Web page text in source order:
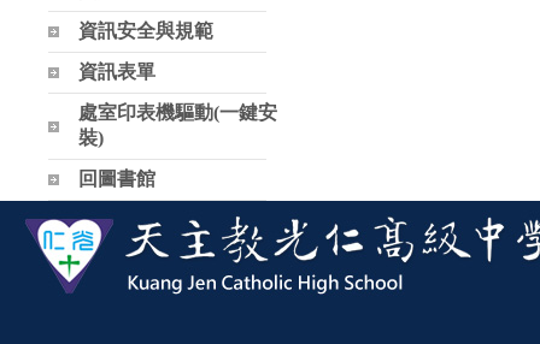
資訊安全與規範
資訊表單
處室印表機驅動(一鍵安
裝)
回圖書館